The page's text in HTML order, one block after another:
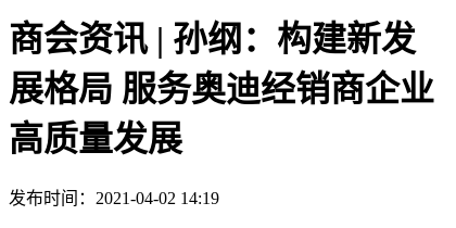
商会资讯 | 孙纲：构建新发
展格局 服务奥迪经销商企业
高质量发展
发布时间：2021-04-02 14:19